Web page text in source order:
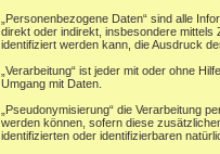
„Personenbezogene Daten“ sind alle
direkt oder indirekt, insbesondere mittels
identifiziert werden kann, die Ausdruck
„Verarbeitung“ ist jeder mit oder ohne
Umgang mit Daten.
„Pseudonymisierung“ die Verarbeitung
werden können, sofern diese
identifizierten oder identifizierbaren